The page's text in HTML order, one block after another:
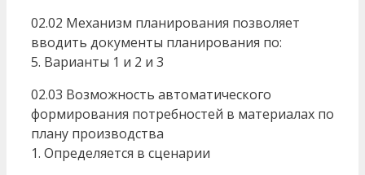
02.02 Механизм планирования позволяет
вводить документы планирования по:
5. Варианты 1 и 2 и 3
02.03 Возможность автоматического
формирования потребностей в материалах по
плану производства
1. Определяется в сценарии